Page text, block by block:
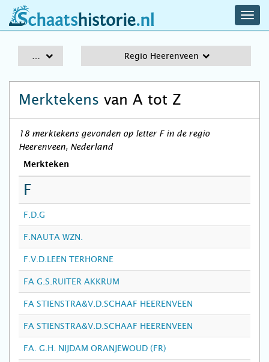
schaatshistorie.nl
Regio Heerenveen
Merktekens van A tot Z
18 merktekens gevonden op letter F in de regio
Heerenveen, Nederland
Merkteken
F
F.D.G
F.NAUTA WZN.
F.V.D.LEEN TERHORNE
FA G.S.RUITER AKKRUM
FA STIENSTRA&V.D.SCHAAF HEERENVEEN
FA STIENSTRA&V.D.SCHAAF HEERENVEEN
FA. G.H. NIJDAM ORANJEWOUD (FR)